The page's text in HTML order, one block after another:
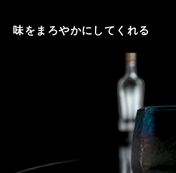
味をまろやかにしてくれる